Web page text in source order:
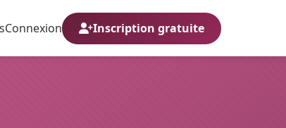
Connexion Inscription gratuite